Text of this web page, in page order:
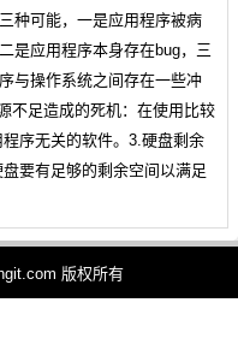
种可能，一是应用程序被病
是应用程序本身存在bug，三
与操作系统之间存在一些冲
不足造成的死机：在使用比较
序无关的软件。3.硬盘剩余
要有足够的剩余空间以满足
版权所有